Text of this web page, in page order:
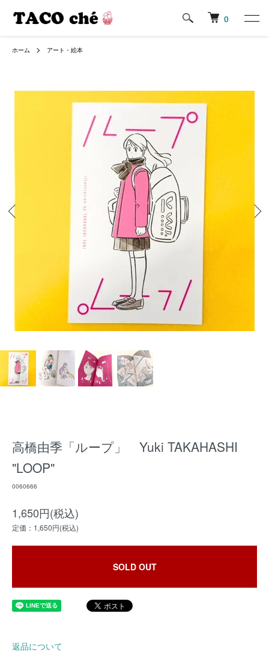
0
ホーム アート・絵本
高橋由季「ループ」 Yuki TAKAHASHI
"LOOP"
0060666
1,650円(税込)
定価：1,650円(税込)
SOLD OUT
返品について